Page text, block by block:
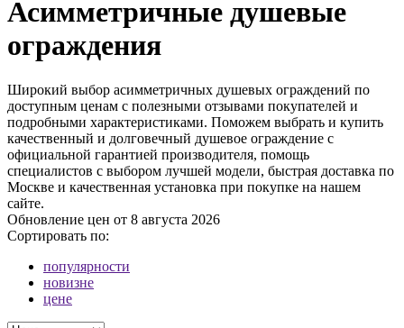
Асимметричные душевые
ограждения
Широкий выбор асимметричных душевых ограждений по
доступным ценам с полезными отзывами покупателей и
подробными характеристиками. Поможем выбрать и купить
качественный и долговечный душевое ограждение с
официальной гарантией производителя, помощь
специалистов с выбором лучшей модели, быстрая доставка по
Москве и качественная установка при покупке на нашем
сайте.
Обновление цен от 8 августа 2026
Сортировать по:
популярности
новизне
цене